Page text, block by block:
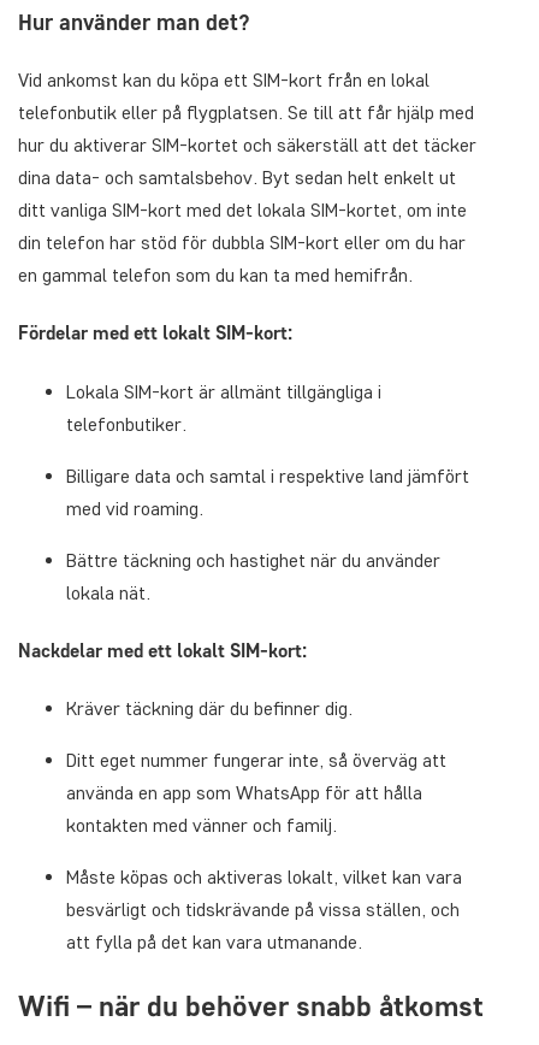
Hur använder man det?
Vid ankomst kan du köpa ett SIM-kort från en lokal
telefonbutik eller på flygplatsen. Se till att får hjälp med
hur du aktiverar SIM-kortet och säkerställ att det täcker
dina data- och samtalsbehov. Byt sedan helt enkelt ut
ditt vanliga SIM-kort med det lokala SIM-kortet, om inte
din telefon har stöd för dubbla SIM-kort eller om du har
en gammal telefon som du kan ta med hemifrån.
Fördelar med ett lokalt SIM-kort:
Lokala SIM-kort är allmänt tillgängliga i
telefonbutiker.
Billigare data och samtal i respektive land jämfört
med vid roaming.
Bättre täckning och hastighet när du använder
lokala nät.
Nackdelar med ett lokalt SIM-kort:
Kräver täckning där du befinner dig.
Ditt eget nummer fungerar inte, så överväg att
använda en app som WhatsApp för att hålla
kontakten med vänner och familj.
Måste köpas och aktiveras lokalt, vilket kan vara
besvärligt och tidskrävande på vissa ställen, och
att fylla på det kan vara utmanande.
Wifi – när du behöver snabb åtkomst